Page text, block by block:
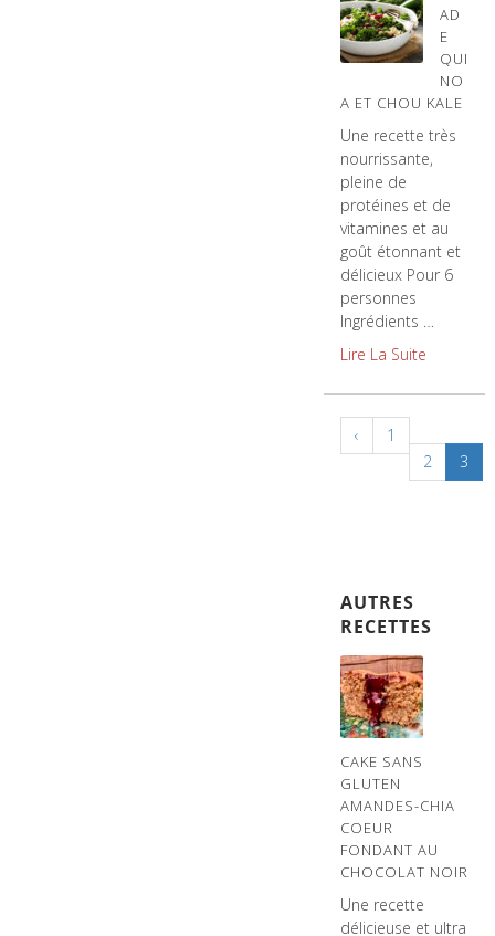
AD
E
QUI
NO
A ET CHOU KALE
Une recette très
nourrissante,
pleine de
protéines et de
vitamines et au
goût étonnant et
délicieux Pour 6
personnes
Ingrédients …
Lire La Suite
‹
1
2
3
AUTRES
RECETTES
CAKE SANS
GLUTEN
AMANDES-CHIA
COEUR
FONDANT AU
CHOCOLAT NOIR
Une recette
délicieuse et ultra